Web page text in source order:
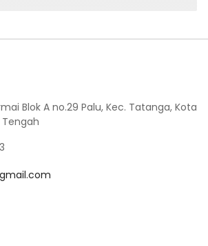
Blok A no.29 Palu, Kec. Tatanga, Kota
Tengah